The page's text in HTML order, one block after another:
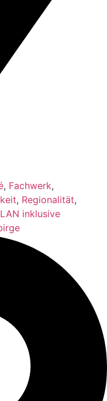
, Fachwerk,
, Regionalität,
inklusive